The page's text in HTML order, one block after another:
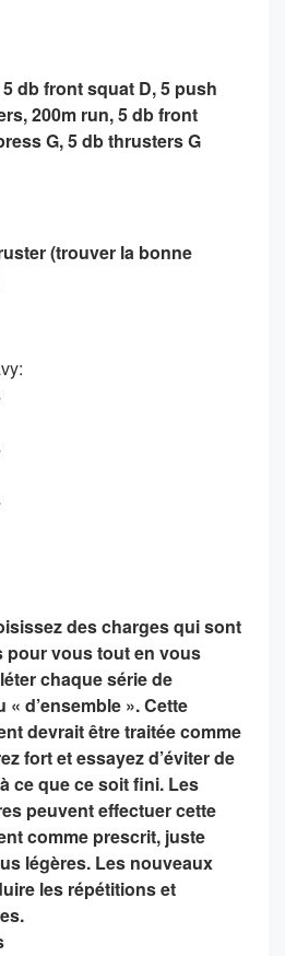
db front squat D, 5 push
200m run, 5 db front
G, 5 db thrusters G
(trouver la bonne
des charges qui sont
pour vous tout en vous
chaque série de
d’ensemble ». Cette
devrait être traitée comme
fort et essayez d’éviter de
ce que ce soit fini. Les
peuvent effectuer cette
comme prescrit, juste
légères. Les nouveaux
les répétitions et